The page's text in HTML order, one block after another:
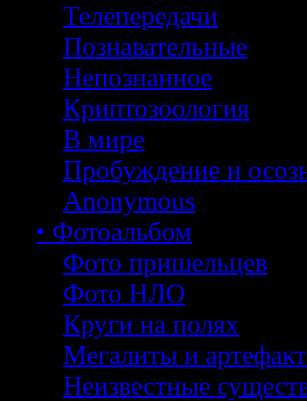
Телепередачи
Познавательные
Непознанное
Криптозоология
В мире
Пробуждение и
Anonymous
• Фотоальбом
Фото пришельцев
Фото НЛО
Круги на полях
Мегалиты и
Неизвестные